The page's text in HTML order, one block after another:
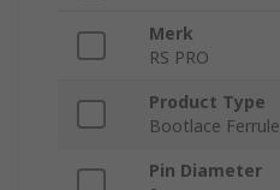
Merk
RS PRO
Product Type
Bootlace Ferrule
Pin Diameter